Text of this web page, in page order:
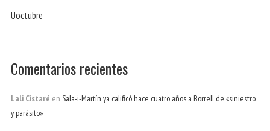
Uoctubre
Comentarios recientes
Lali Cistaré en Sala-i-Martín ya calificó hace cuatro años a Borrell de «siniestro
y parásito»